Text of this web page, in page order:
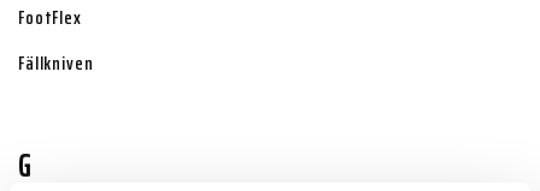
FootFlex
Fällkniven
G